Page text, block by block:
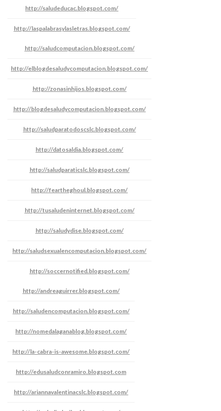
http://saludeducac.blogspot.com/
http://laspalabrasylasletras.blogspot.com/
http://saludcomputacion.blogspot.com/
http://elblogdesaludycomputacion.blogspot.com/
http://zonasinhijos.blogspot.com/
http://blogdesaludycomputacion.blogspot.com/
http://saludparatodoscslc.blogspot.com/
http://datosaldia.blogspot.com/
http://saludparaticslc.blogspot.com/
http://feartheghoul.blogspot.com/
http://tusaludeninternet.blogspot.com/
http://saludydise.blogspot.com/
http://saludsexualencomputacion.blogspot.com/
http://soccernotified.blogspot.com/
http://andreaguirrer.blogspot.com/
http://saludencomputacion.blogspot.com/
http://nomedalaganablog.blogspot.com/
http://la-cabra-is-awesome.blogspot.com/
http://edusaludconramiro.blogspot.com
http://ariannavalentinacslc.blogspot.com/